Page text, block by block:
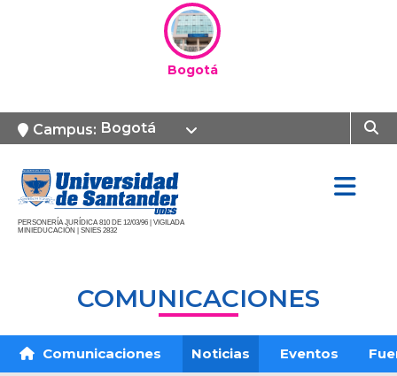
Bogotá
Campus: Bogotá
PERSONERÍA JURÍDICA 810 DE 12/03/96 | VIGILADA
MINIEDUCACIÓN | SNIES 2832
COMUNICACIONES
Comunicaciones Noticias Eventos